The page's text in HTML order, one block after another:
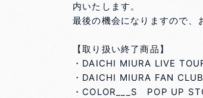
内いたします。
最後の機会になりますので、
【取り扱い終了商品】
・DAICHI MIURA LIVE
・DAICHI MIURA FAN
・COLOR___S POP UP